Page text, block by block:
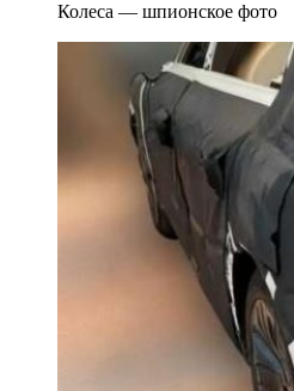
Колеса — шпионское фото